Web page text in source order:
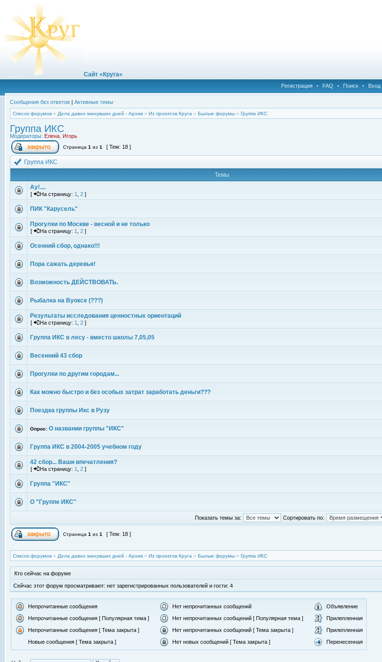
Сайт «Круга»
Регистрация • FAQ • Поиск • Вход
Сообщения без ответов | Активные темы
Список форумов » Дела давно минувших дней - Архив » Из проектов Круга » Былые форумы » Группа ИКС
Группа ИКС
Модераторы: Елена Игорь
Страница 1 из 1 [ Тем: 18 ]
Группа ИКС
Темы
Ау!....
[ На страницу: 1 2 ]
ПИК "Карусель"
Прогулки по Москве - весной и не только
[ На страницу: 1 2 ]
Осенний сбор, однако!!!
Пора сажать деревья!
Возможность ДЕЙСТВОВАТЬ.
Рыбалка на Вуоксе (???)
Результаты исследования ценностных ориентаций
[ На страницу: 1 2 ]
Группа ИКС в лесу - вместо школы 7,05,05
Весенний 43 сбор
Прогулки по другим городам...
Как можно быстро и без особых затрат заработать деньги???
Поездка группы Икс в Рузу
Опрос: О названии группы "ИКС"
Группа ИКС в 2004-2005 учебном году
42 сбор... Ваши впечатления?
[ На страницу: 1 2 ]
Группа "ИКС"
О "Группе ИКС"
Показать темы за: Сортировать по:
Страница 1 из 1 [ Тем: 18 ]
Список форумов » Дела давно минувших дней - Архив » Из проектов Круга » Былые форумы » Группа ИКС
Кто сейчас на форуме
Сейчас этот форум просматривают: нет зарегистрированных пользователей и гости: 4
Непрочитанные сообщения Нет непрочитанных сообщений
Объявление
Непрочитанные сообщения [ Популярная тема ]
Нет непрочитанных сообщений [ Популярная тема ]
Прилепленная
Непрочитанные сообщения [ Тема закрыта ]
Нет непрочитанных сообщений [ Тема закрыта ]
Прилепленная
Новые сообщения [ Тема закрыта ]
Нет новых сообщений [ Тема закрыта ] Перенесенная